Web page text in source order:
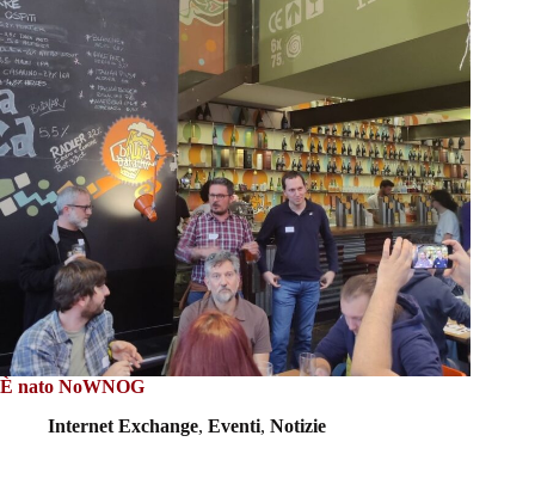
È nato NoWNOG
Internet Exchange, Eventi, Notizie